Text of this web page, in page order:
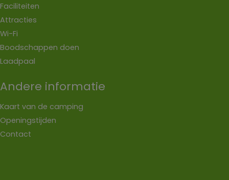
Faciliteiten
Attracties
Wi-Fi
Boodschappen doen
Laadpaal
Andere informatie
Kaart van de camping
Openingstijden
Contact